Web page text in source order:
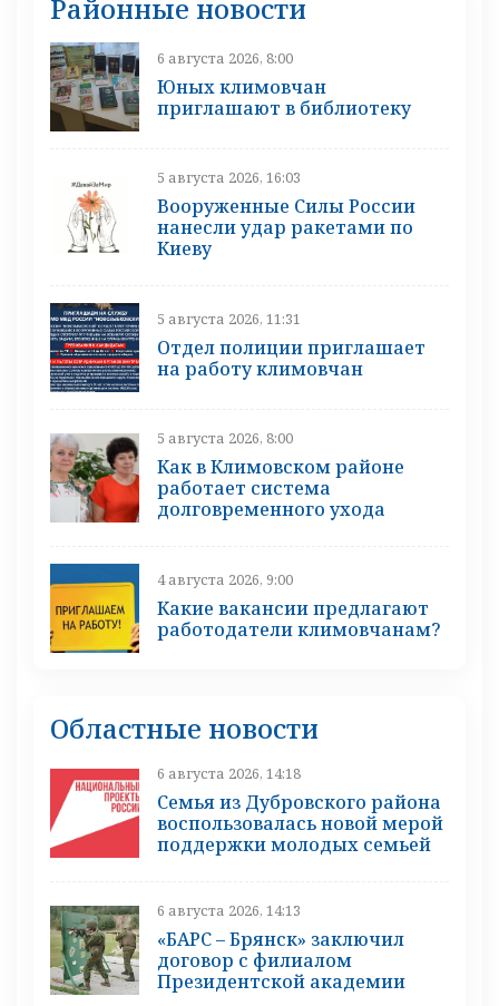
Районные новости
6 августа 2026, 8:00
Юных климовчан
приглашают в библиотеку
5 августа 2026, 16:03
Вооруженные Силы России
нанесли удар ракетами по
Киеву
5 августа 2026, 11:31
Отдел полиции приглашает
на работу климовчан
5 августа 2026, 8:00
Как в Климовском районе
работает система
долговременного ухода
4 августа 2026, 9:00
Какие вакансии предлагают
работодатели климовчанам?
Областные новости
6 августа 2026, 14:18
Семья из Дубровского района
воспользовалась новой мерой
поддержки молодых семьей
6 августа 2026, 14:13
«БАРС – Брянск» заключил
договор с филиалом
Президентской академии